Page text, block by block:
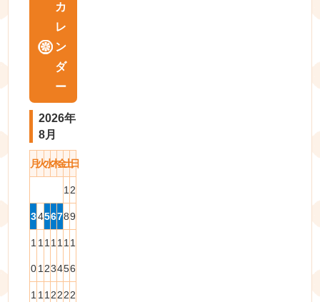
カ
レ
ン
ダ
ー
2026年
8月
月火水木金土日
1 2
3456789
1
0
1
1
1
2
1
3
1
4
1
5
1
6
1 1 1 2222